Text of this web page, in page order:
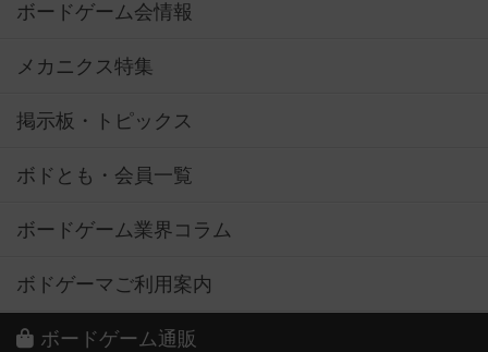
ボードゲーム会情報
メカニクス特集
掲示板・トピックス
ボドとも・会員一覧
ボードゲーム業界コラム
ボドゲーマご利用案内
ボードゲーム通販